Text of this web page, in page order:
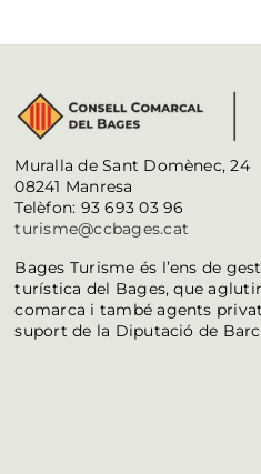
Muralla de Sant Domènec, 24
08241 Manresa
Telèfon: 93 693 03 96
turisme@ccbages.cat
Bages Turisme és l’ens de
turística del Bages, que
comarca i també agents
suport de la Diputació de